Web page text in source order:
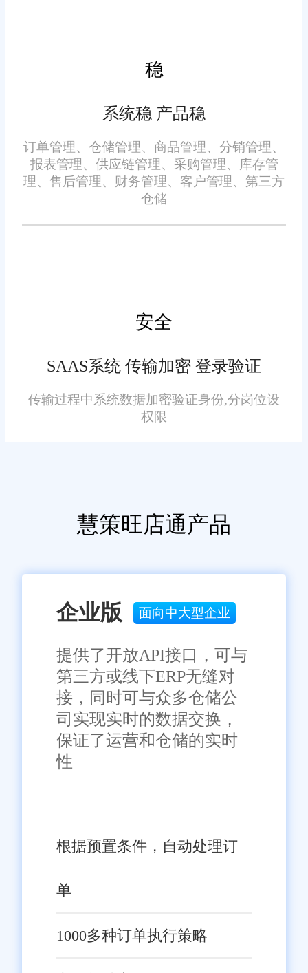
管理层可以更好地掌握业务动
对于小企业来说，易于使用
用了直观的用户界面设计，即使
是没有专业背景的员工也能轻松
上手。系统提供了详细的操作指
南和在线帮助文档，确保用户在
使用过程中遇到问题时能够得到
及时解答。
六、持续的技术升级
加新功能。企业可以通过订阅服
新，确保系统始终处于最佳状
态。
七、结语
提供了强有力的支持。通过持续
优化和升级，该软件将继续助力
进步和应用的深入，相信会有更
多像旺店通这样的优秀软件涌现
出来，推动中国中小企业的发展
迈向新的台阶。
免责声明：本网站尽可能确保发布信息的准确性与可靠性，但不能
保证其完全无误，请您在阅读本网站内容时自行判断真实性，本网
站对于您因信赖该信息引起的损失概不负责。本网站发布的部分内
容，包括但不限于文字、图片、标识、广告、商标、域名等，除特
别标明外，均来源于网络，知识产权归原作者或原出处所有。任何
单位或个人认为本网站中的网页或链接内容可能存在不实内容或涉
嫌侵犯知识产权时，请及时与我们联系，并提供身份证明、权属证
明及详细不实或侵权情况证明，我们将尽快处理。
稳
系统稳 产品稳
订单管理、仓储管理、商品管理、分销管理、
报表管理、供应链管理、采购管理、库存管
理、售后管理、财务管理、客户管理、第三方
仓储
安全
SAAS系统 传输加密 登录验证
传输过程中系统数据加密验证身份,分岗位设
权限
慧策旺店通产品
企业版 面向中大型企业
提供了开放API接口，可与
第三方或线下ERP无缝对
接，同时可与众多仓储公
司实现实时的数据交换，
保证了运营和仓储的实时
性
根据预置条件，自动处理订
单
1000多种订单执行策略